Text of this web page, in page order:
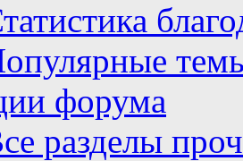
форума
разделы